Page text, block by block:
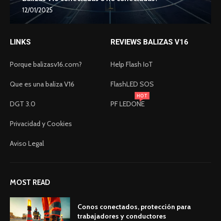
12/01/2025
LINKS
Porque balizasv16.com?
Que es una baliza V16
DGT 3.0
Privacidad y Cookies
Aviso Legal
REVIEWS BALIZAS V16
Help Flash IoT
FlashLED SOS
PF LEDONE
HOT
MOST READ
Conos conectados, protección para
trabajadores y conductores